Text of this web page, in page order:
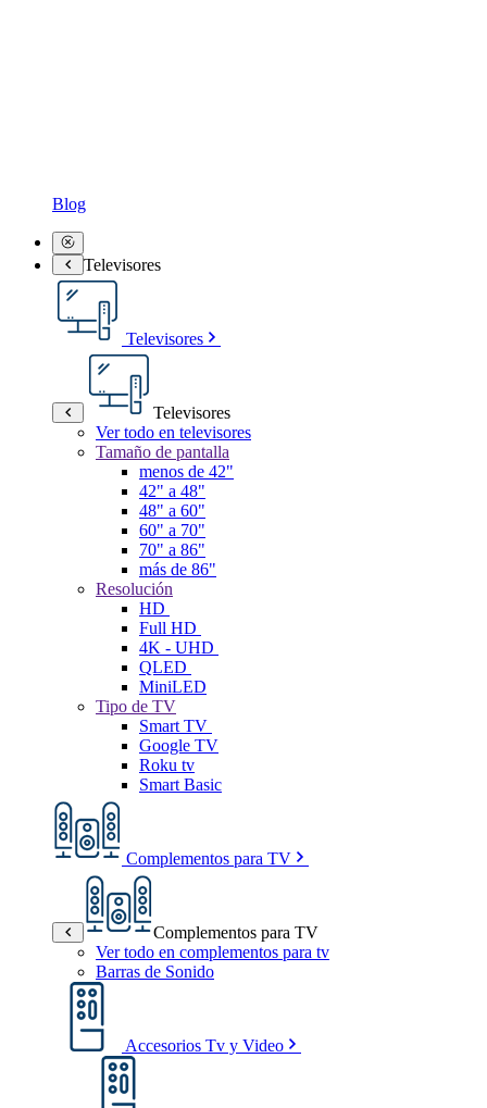
Blog
Televisores
Televisores
Televisores
Ver todo en televisores
Tamaño de pantalla
menos de 42"
42" a 48"
48" a 60"
60" a 70"
70" a 86"
más de 86"
Resolución
HD
Full HD
4K - UHD
QLED
MiniLED
Tipo de TV
Smart TV
Google TV
Roku tv
Smart Basic
Complementos para TV
Complementos para TV
Ver todo en complementos para tv
Barras de Sonido
Accesorios Tv y Video